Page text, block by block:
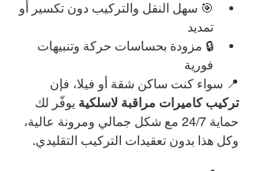
🎯 سهل النقل والتركيب دون تكسير أو
تمديد
🔒 مزودة بحساسات حركة وتنبيهات
فورية
📍 سواء كنت ساكن شقة أو فيلا، فإن
تركيب كاميرات مراقبة لاسلكية يوفّر لك
حماية 24/7 مع شكل جمالي ومرونة عالية،
وكل هذا بدون تعقيدات التركيب التقليدي.